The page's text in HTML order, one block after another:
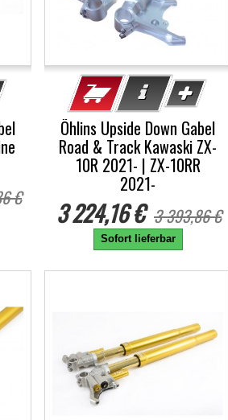
€
Öhlins Upside Down Gabel
Road & Track Kawaski ZX-
10R 2021- | ZX-10RR
2021-
3 224,16 € 3 393,86 €
Sofort lieferbar